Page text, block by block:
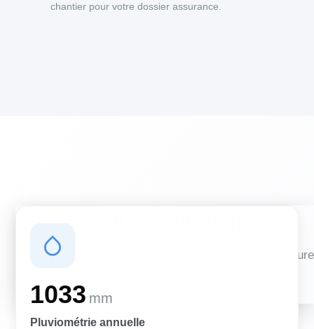
chantier pour votre dossier assurance.
Des conditions qui influencent vos travaux de couverture
1033 mm
Pluviométrie annuelle